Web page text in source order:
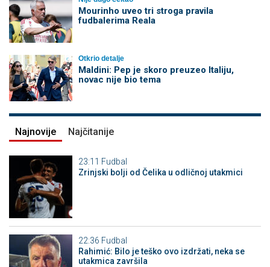
Mourinho uveo tri stroga pravila
fudbalerima Reala
Otkrio detalje
Maldini: Pep je skoro preuzeo Italiju,
novac nije bio tema
Najnovije Najčitanije
23:11 Fudbal
Zrinjski bolji od Čelika u odličnoj utakmici
22:36 Fudbal
Rahimić: Bilo je teško ovo izdržati, neka se
utakmica završila